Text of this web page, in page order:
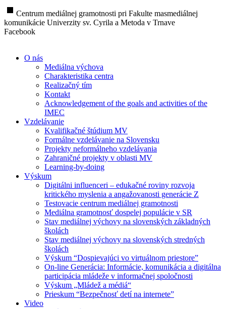
stop Centrum mediálnej gramotnosti pri Fakulte masmediálnej
komunikácie Univerzity sv. Cyrila a Metoda v Trnave
Facebook
O nás
Mediálna výchova
Charakteristika centra
Realizačný tím
Kontakt
Acknowledgement of the goals and activities of the
IMEC
Vzdelávanie
Kvalifikačné štúdium MV
Formálne vzdelávanie na Slovensku
Projekty neformálneho vzdelávania
Zahraničné projekty v oblasti MV
Learning-by-doing
Výskum
Digitálni influenceri – edukačné roviny rozvoja
kritického myslenia a angažovanosti generácie Z
Testovacie centrum mediálnej gramotnosti
Mediálna gramotnosť dospelej populácie v SR
Stav mediálnej výchovy na slovenských základných
školách
Stav mediálnej výchovy na slovenských stredných
školách
Výskum “Dospievajúci vo virtuálnom priestore”
On-line Generácia: Informácie, komunikácia a digitálna
participácia mládeže v informačnej spoločnosti
Výskum „Mládež a médiá“
Prieskum “Bezpečnosť detí na internete”
Video